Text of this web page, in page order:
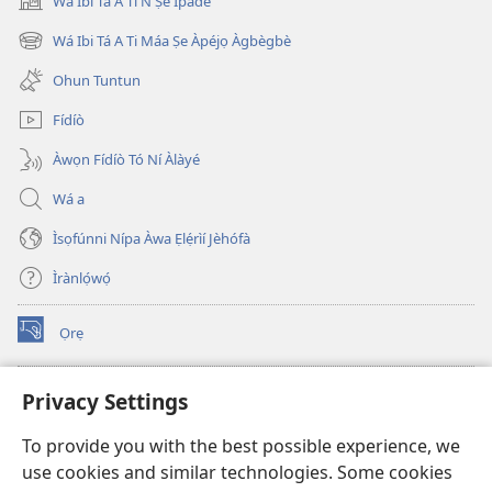
Privacy Settings
To provide you with the best possible experience, we
use cookies and similar technologies. Some cookies
(opens
new
window)
Wá Ibi Tá A Ti Máa Ṣe Àpéjọ Àgbègbè
(opens
new
window)
Ohun Tuntun
Fídíò
Àwọn Fídíò Tó Ní Àlàyé
Wá a
Ìsọfúnni Nípa Àwa Ẹlẹ́rìí Jèhófà
Ìrànlọ́wọ́
Ọrẹ
(opens
new
ÀKÁ ÌWÉ ORÍ ÍŃTÁNẸ́Ẹ̀TÌ TI Watchtower™
(opens
window)JW Hub
(opens
new